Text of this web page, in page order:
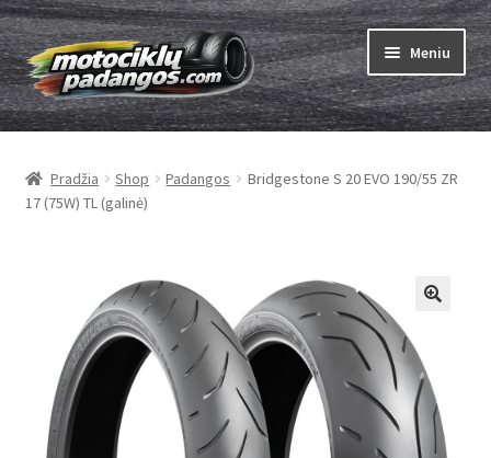
Pereiti
prie
meniu
Pereiti
prie
turinio
Meniu
Padangos
menu
Kameros
menu
Kaip užsisakyti
Testų
Brand
sub-
Pradžia Shop Padangos
Bridgestone S 20 EVO 190/55 ZR
17 (75W) TL (galinė)